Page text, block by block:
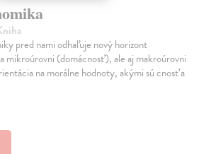
pred nami odhaľuje nový horizont
mikroúrovni (domácnosť), ale aj makroúrovni
na morálne hodnoty, akými sú cnosť a